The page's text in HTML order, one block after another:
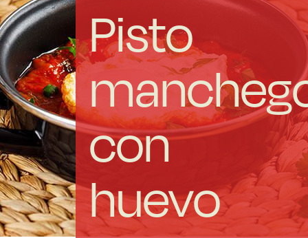
Sostenibles
Somos Cooperativa
Cocinando
Las Noticias
Instrucciones de seguridad
Pisto
con
huevo